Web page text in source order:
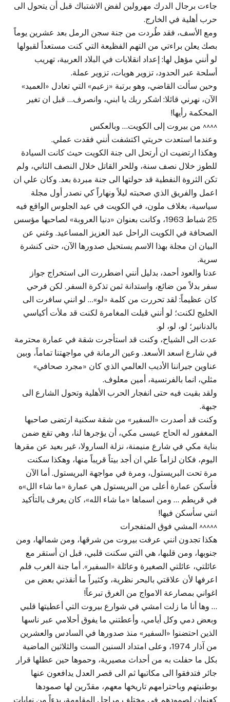
جاءت برجال الدرك مهرولين لفض الاشتباك قبل أن يتحول الى
حرب أهلية في الخارج.
ومع الأسف، فقد طُردت من جنة سجن الرمل بعد عشرين يوماً
بصك يعلن براءتي من التهم الفظيعة التي كنت مستعداً لقبولها
لو أنني مؤهل لها: إعداد انقلابات في البلاد العربية، تهريب
أسلحة عبر الحدود، تزوير هويات، تزوير عملة.
وحين سألت القاضي، وهو برتبة «زعيم» التي تعادل «العميد»
الآن، نهرني قائلا: اشكر ربك يا ابني، وانصرف… قبل ان تغير
المحكمة رأيها!
^^^^ من بيروت إلى الكويت… وبالعكس
وعندما استعدت حريتي اكتشفت أنني فقدت عملي.
وهكذا ارتضيت ان أرتحل الى جنة الكويت حيث كانت السيادة
للطوز خلال نصف سنة، وللحر القاتل خلال النصف الثاني، ولم
تكن الثروة النفطية قد حولتها الى جنة مبردة بعد. وكان علي ان
اعمل والفريق الذي صحبته ليلاً ونهاراً كي نصدر أول مجلة
سياسية، بغلاف ملون، في الكويت في عيد الجلوس الواقع فيه
25 شباط 1963، وكانت بعنوان «دنيا العروبة» لصاحبها مؤسس
الصحافة في الكويت الراحل عبد العزيز المساعيد. وغني عن
البيان ان مجلة بهذا الاسم يستحيل صدورها الآن، حتى كنشرة
سرية.
عدنا والعود أحمد، بدليل أنني اضطررت الى استخراج جواز
سفر بدلاً من ضائع، واستدانة ثمن تذكرة السفر. لكن فرحي
كان عظيماً: لقد تحررت من كلمة «لو»… لو انني سافرت الى
الخليج لكنت؛ لو أنني قبلت المغامرة لكنت قد ملأت أكياسي
بالدنانير؛ لو، لو، لو.
عدت الى الشياح، وكنت قد استأجرت شقة في عمارة محترمة
في شارع اسعد الأسعد. وعين الرمانة في مواجهتنا تماماً، وبين
عناوين جيراننا الأديب العالمي الذي كان «مجرد صحافي»
مثلي، انما بالفرنسية، أمين معلوف.
ولقد بقيت فيه حتى انفجار الحرب الأهلية وتحول الشارع الى
جبهة.
وكنت قد أصدرت «السفير» من شقة سكنية ارتضى صاحبها
المغفور له الحاج عيسى مكي، أن يؤجرها لنا، وهي تقع ضمن
بناية مكي في شارع منيمنة، نزلة السارولا، غير بعيد عن مقرها
اليوم، فكان لزاماً علي ان أجد بيتاً قريباً منها، وهكذا سكنت
مرة تحت البريستول، ومرة في مواجهة البريستول. أما الآن
فأسكن عمارة أعلى من البريستول هي عمارة «ما شاء الل»ه
في قريطم … ومن اسماها «ما شاء الله»، كان يعرف بالتأكيد
انني سأسكن فيها!
^^^^^ المشي فوق المتفجرات
هكذا تجدون انني عرفت بيروت من شرقها، ومن شمالها، ومن
جنوبها، ومن قلبها، هي التي سكنت قلبي، قبل ان أستقر مع
عائلتي، عائلتي الصغيرة وعائلة «السفير». أما جنة الغرب فلم
اعرفها لأن علاقتي بالبحر نظرية، وكثيراً ما أنقذني بعض من
اغواني بمصارعة الامواج من الغرق تبرعاً!
… وها أنا ما زلت امشي في شوارع بيروت التي أعطيتها قلبي
وبعض دمي وكل أيامي، وأعطتني ما يفوق أحلامي عبر ناسها
الذين احتضنوا «السفير» منذ صدورها في السادس والعشرين
من آذار 1974، وعلى امتداد السنين الست والثلاثين الماضية
بكل ما حفلت به من أحداث مصيرية، وحموها حين عطلها قرار
جائر فتدفقوا الى مكاتبها ثم الى قصر العدل يدافعون عنها
بوطنيتهم وباحترامهم تاريخها معهم، مقدّرين لها صمودها
كعنوان لصمودهم في مختلف مراحل المقاومة، بدءاً من نهايات